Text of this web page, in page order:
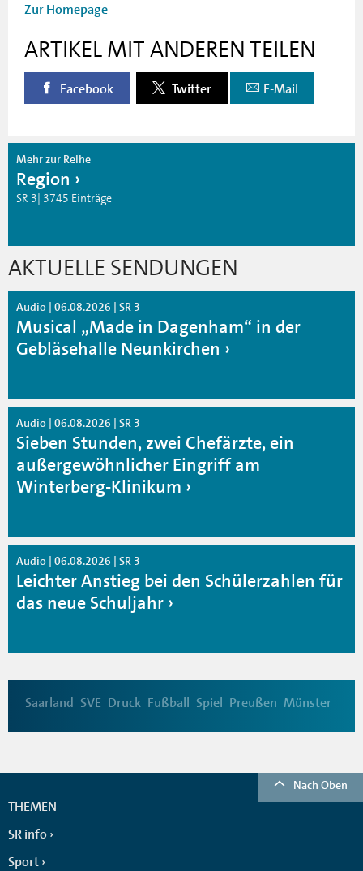
Zur Homepage
ARTIKEL MIT ANDEREN TEILEN
Facebook Twitter E-Mail
Mehr zur Reihe
Region
SR 3| 3745 Einträge
AKTUELLE SENDUNGEN
Audio | 06.08.2026 | SR 3
Musical „Made in Dagenham“ in der
Gebläsehalle Neunkirchen
Audio | 06.08.2026 | SR 3
Sieben Stunden, zwei Chefärzte, ein
außergewöhnlicher Eingriff am
Winterberg-Klinikum
Audio | 06.08.2026 | SR 3
Leichter Anstieg bei den Schülerzahlen für
das neue Schuljahr
Saarland SVE Druck Fußball Spiel Preußen Münster
Nach Oben
THEMEN
SR info
Sport